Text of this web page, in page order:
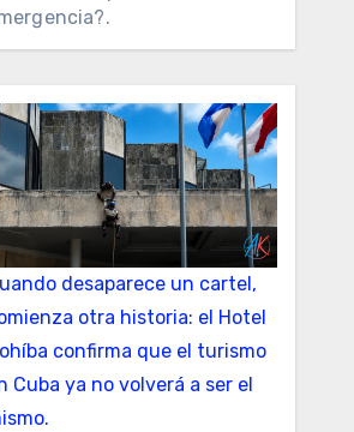
desaparece un cartel,
otra historia: el Hotel
confirma que el turismo
Cuba ya no volverá a ser el